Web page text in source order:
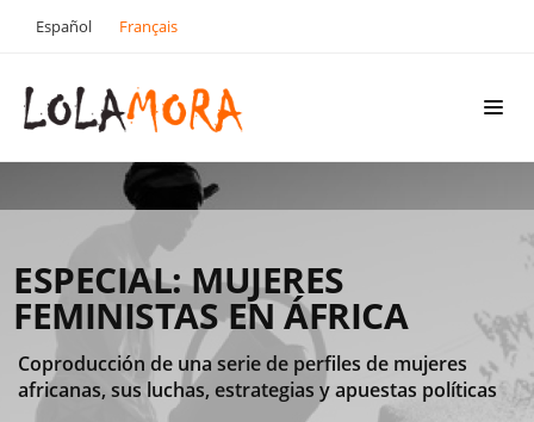
Español Français
VOCES DEL RIF SOBRE EL
CANNABIS
Un pueblo, una planta ancestral y un comercio
millonario: breve historia del cannabis en el Rif de
Marruecos